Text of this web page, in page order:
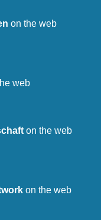
on the web
web
on the web
on the web